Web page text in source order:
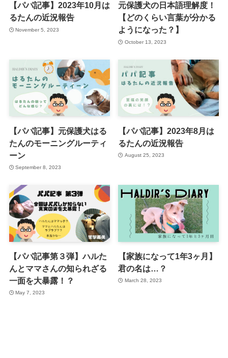
【パパ記事】2023年10月は
るたんの近況報告
November 5, 2023
元保護犬の日本語理解度！
【どのくらい言葉が分かる
ようになった？】
October 13, 2023
【パパ記事】元保護犬はる
たんのモーニングルーティ
ーン
September 8, 2023
【パパ記事】2023年8月は
るたんの近況報告
August 25, 2023
【パパ記事第３弾】ハルた
んとママさんの知られざる
一面を大暴露！？
May 7, 2023
【家族になって1年3ヶ月】
君の名は…？
March 28, 2023